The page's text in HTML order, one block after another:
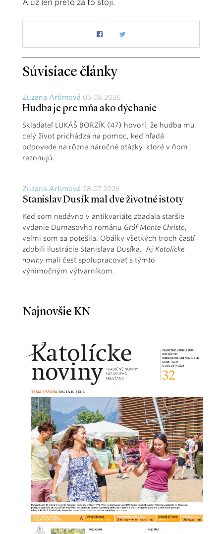
A už len preto za to stojí.
Súvisiace články
Zuzana Artimová 05.08.2026
Hudba je pre mňa ako dýchanie
Skladateľ LUKÁŠ BORZÍK (47) hovorí, že hudba mu
celý život prichádza na pomoc, keď hľadá
odpovede na rôzne náročné otázky, ktoré v ňom
rezonujú.
Zuzana Artimová 28.07.2026
Stanislav Dusík mal dve životné istoty
Keď som nedávno v antikvariáte zbadala staršie
vydanie Dumasovho románu Gróf Monte Christo,
veľmi som sa potešila. Obálky všetkých troch častí
zdobili ilustrácie Stanislava Dusíka. Aj Katolícke
noviny mali česť spolupracovať s týmto
výnimočným výtvarníkom.
Najnovšie KN